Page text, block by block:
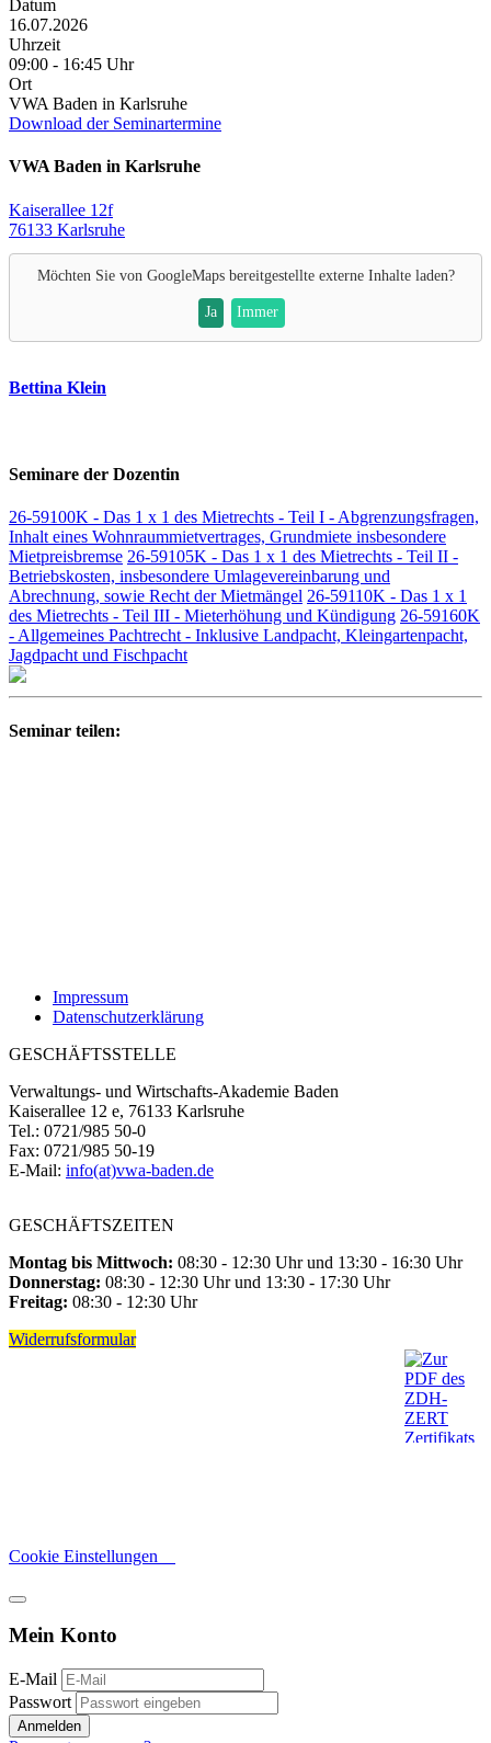
Datum
16.07.2026
Uhrzeit
09:00 - 16:45 Uhr
Ort
VWA Baden in Karlsruhe
Download der Seminartermine
VWA Baden in Karlsruhe
Kaiserallee 12f
76133 Karlsruhe
Möchten Sie von GoogleMapsbereitgestellte externe Inhalte laden?
Ja Immer
Bettina Klein
Seminare der Dozentin
26-59100K - Das 1 x 1 des Mietrechts - Teil I - Abgrenzungsfragen,
Inhalt eines Wohnraummietvertrages, Grundmiete insbesondere
Mietpreisbremse 26-59105K - Das 1 x 1 des Mietrechts - Teil II -
Betriebskosten, insbesondere Umlagevereinbarung und
Abrechnung, sowie Recht der Mietmängel 26-59110K - Das 1 x 1
des Mietrechts - Teil III - Mieterhöhung und Kündigung 26-59160K
- Allgemeines Pachtrecht - Inklusive Landpacht, Kleingartenpacht,
Jagdpacht und Fischpacht
Seminar teilen:
Impressum
Datenschutzerklärung
GESCHÄFTSSTELLE
Verwaltungs- und Wirtschafts-Akademie Baden
Kaiserallee 12 e, 76133 Karlsruhe
Tel.: 0721/985 50-0
Fax: 0721/985 50-19
E-Mail: info(at)vwa-baden.de
GESCHÄFTSZEITEN
Montag bis Mittwoch: 08:30 - 12:30 Uhr und 13:30 - 16:30 Uhr
Donnerstag: 08:30 - 12:30 Uhr und 13:30 - 17:30 Uhr
Freitag: 08:30 - 12:30 Uhr
Widerrufsformular
Cookie Einstellungen
Mein Konto
E-Mail
Passwort
Anmelden